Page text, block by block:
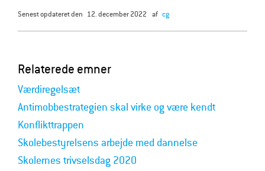
senest opdateret den 12. december 2022 af cg
Relaterede emner
Værdiregelsæt
Antimobbestrategien skal virke og være kendt
Konflikttrappen
Skolebestyrelsens arbejde med dannelse
Skolernes trivselsdag 2020